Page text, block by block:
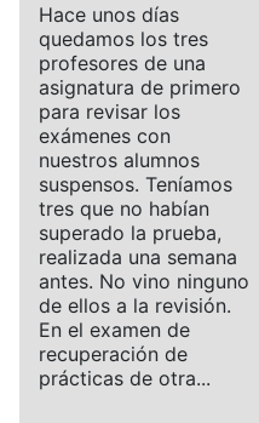
Hace unos días
quedamos los tres
profesores de una
asignatura de primero
para revisar los
exámenes con
nuestros alumnos
suspensos. Teníamos
tres que no habían
superado la prueba,
realizada una semana
antes. No vino ninguno
de ellos a la revisión.
En el examen de
recuperación de
prácticas de otra...